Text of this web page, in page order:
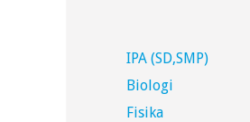
IPA (SD,SMP)
Biologi
Fisika